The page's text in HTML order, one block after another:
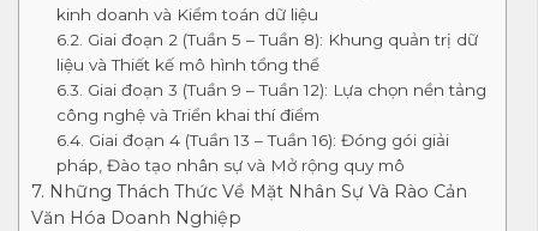
kinh doanh và Kiểm toán dữ liệu
6.2. Giai đoạn 2 (Tuần 5 – Tuần 8): Khung quản trị dữ
liệu và Thiết kế mô hình tổng thể
6.3. Giai đoạn 3 (Tuần 9 – Tuần 12): Lựa chọn nền tảng
công nghệ và Triển khai thí điểm
6.4. Giai đoạn 4 (Tuần 13 – Tuần 16): Đóng gói giải
pháp, Đào tạo nhân sự và Mở rộng quy mô
7. Những Thách Thức Về Mặt Nhân Sự Và Rào Cản
Văn Hóa Doanh Nghiệp